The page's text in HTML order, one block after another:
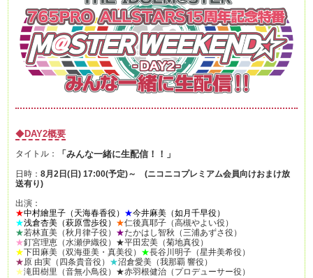
◆DAY2概要
タイトル： 「みんな一緒に生配信！！」
日時： 8月2日(日) 17:00(予定)～ (ニコニコプレミアム会員向けおまけ放
送有り)
出演：
★中村繪里子（天海春香役） ★今井麻美（如月千早役）
★浅倉杏美（萩原雪歩役） ★仁後真耶子（高槻やよい役）
★若林直美（秋月律子役） ★たかはし智秋（三浦あずさ役）
★釘宮理恵（水瀬伊織役）★平田宏美（菊地真役）
★下田麻美（双海亜美・真美役） ★長谷川明子（星井美希役）
★原 由実（四条貴音役） ★沼倉愛美（我那覇 響役）
★滝田樹里（音無小鳥役）★赤羽根健治（プロデューサー役）